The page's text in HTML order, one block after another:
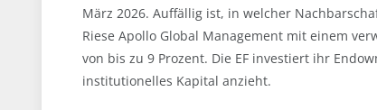
März 2026. Auffällig ist, in welcher
Riese Apollo Global Management mit einem
von bis zu 9 Prozent. Die EF investiert ihr
institutionelles Kapital anzieht.